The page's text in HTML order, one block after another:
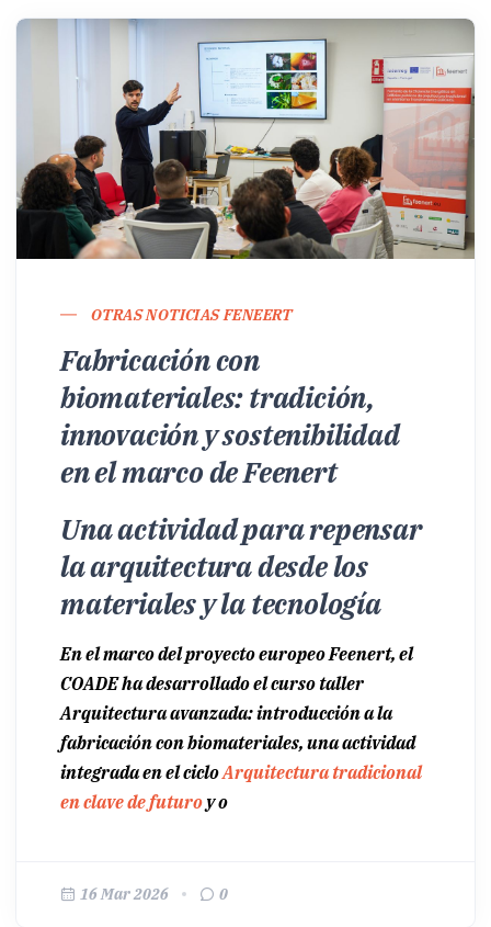
OTRAS NOTICIAS FENEERT
Fabricación con
biomateriales: tradición,
innovación y sostenibilidad
en el marco de Feenert
Una actividad para repensar
la arquitectura desde los
materiales y la tecnología
En el marco del proyecto europeoFeenert, el
COADE ha desarrollado el curso taller
Arquitectura avanzada: introducción a la
fabricación con biomateriales, una actividad
integrada en el cicloArquitectura tradicional
en clave de futuro y o
16 Mar 2026 0